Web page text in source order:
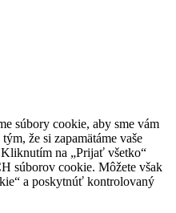
súbory cookie, aby sme vám
že si zapamätáme vaše
na „Prijať všetko“
súborov cookie. Môžete však
a poskytnúť kontrolovaný